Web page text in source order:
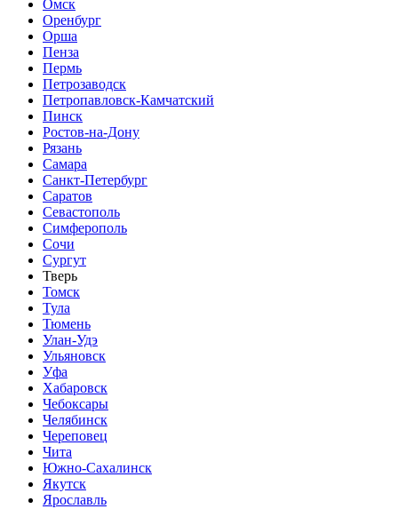
Омск
Оренбург
Орша
Пенза
Пермь
Петрозаводск
Петропавловск-Камчатский
Пинск
Ростов-на-Дону
Рязань
Самара
Санкт-Петербург
Саратов
Севастополь
Симферополь
Сочи
Сургут
Тверь
Томск
Тула
Тюмень
Улан-Удэ
Ульяновск
Уфа
Хабаровск
Чебоксары
Челябинск
Череповец
Чита
Южно-Сахалинск
Якутск
Ярославль